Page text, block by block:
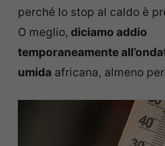
perché lo stop al caldo è
O meglio, diciamo addio
temporaneamente
umida africana, almeno per